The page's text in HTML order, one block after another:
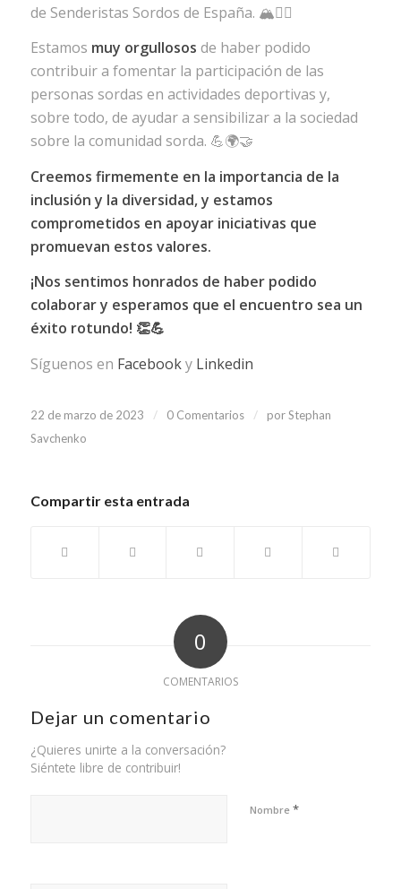
de Senderistas Sordos de España. 🏔️🧗‍♂️
Estamos muy orgullosos de haber podido
contribuir a fomentar la participación de las
personas sordas en actividades deportivas y,
sobre todo, de ayudar a sensibilizar a la sociedad
sobre la comunidad sorda. 💪🌍🤝
Creemos firmemente en la importancia de la
inclusión y la diversidad, y estamos
comprometidos en apoyar iniciativas que
promuevan estos valores.
¡Nos sentimos honrados de haber podido
colaborar y esperamos que el encuentro sea un
éxito rotundo! 👏💪
Síguenos en Facebooky Linkedin
22 de marzo de 2023 / 0 Comentarios / porStephan
Savchenko
Compartir esta entrada
0
COMENTARIOS
Dejar un comentario
¿Quieres unirte a la conversación?
Siéntete libre de contribuir!
Nombre *